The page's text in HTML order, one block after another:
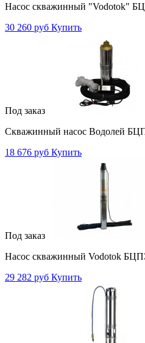
Насос скважинный "Vodotok"
30 260 руб Купить
Под заказ
Скважинный насос Водолей
18 676 руб Купить
Под заказ
Насос скважинный Vodotok
29 282 руб Купить